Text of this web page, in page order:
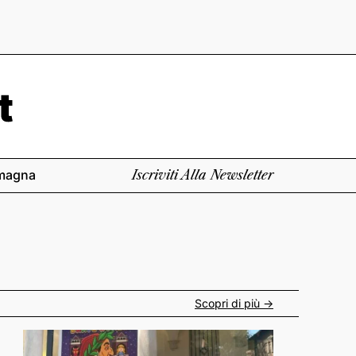
Iscriviti Alla Newsletter
Scopri di più ->